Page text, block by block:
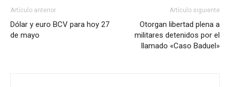
Artículo anterior
Dólar y euro BCV para hoy 27
de mayo
Artículo siguiente
Otorgan libertad plena a
militares detenidos por el
llamado «Caso Baduel»